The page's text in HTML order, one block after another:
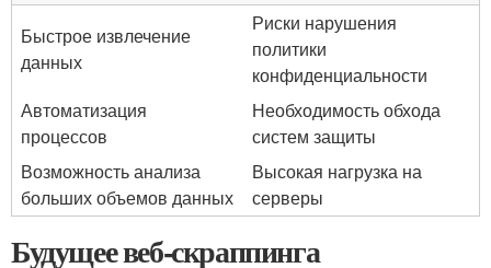
Быстрое извлечение
данных
Риски нарушения
политики
конфиденциальности
Автоматизация
процессов
Необходимость обхода
систем защиты
Возможность анализа
больших объемов данных
Высокая нагрузка на
серверы
Будущее веб-скраппинга